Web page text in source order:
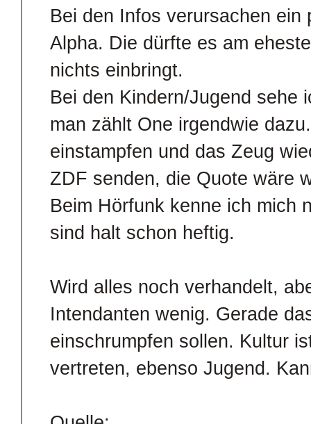
Bei den Infos verursachen
Alpha. Die dürfte es am
nichts einbringt.
Bei den Kindern/Jugend sehe
man zählt One irgendwie
einstampfen und das Zeug
ZDF senden, die Quote wäre
Beim Hörfunk kenne ich mich
sind halt schon heftig.
Wird alles noch verhandelt,
Intendanten wenig. Gerade
einschrumpfen sollen. Kultur
vertreten, ebenso Jugend.